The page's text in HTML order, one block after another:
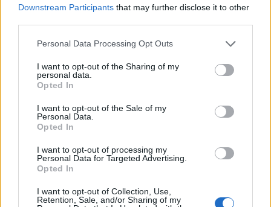
Downstream Participants that may further disclose it to other
Personal Data Processing Opt Outs
I want to opt-out of the Sharing of my
personal data.
Opted In
I want to opt-out of the Sale of my
Personal Data.
Opted In
I want to opt-out of processing my
Personal Data for Targeted Advertising.
Opted In
I want to opt-out of Collection, Use,
Retention, Sale, and/or Sharing of my
következő évek nyertesei, mire számíthatunk a részvény-,
KEDVES OLVASÓNK!
tartozik, melynek olvasása előfizetéses
regisztrációhoz kötött.
Az előfizetés a következőket tartalmazza:
Portfolio.hu teljes cikkarchívum
kötéslistái